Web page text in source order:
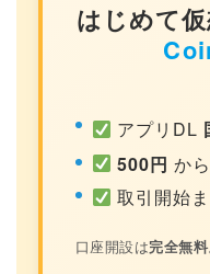
はじめて
アプリDL
500円 か
取引開始
口座開設は完全無料